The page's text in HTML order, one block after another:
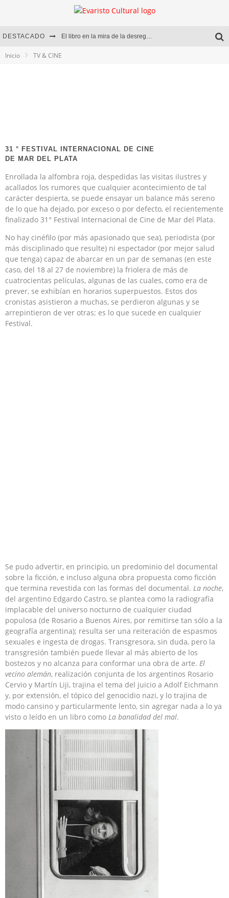
DESTACADO El libro en la mira de la desregulación
Inicio TV & CINE
31 ° FESTIVAL INTERNACIONAL DE CINE
DE MAR DEL PLATA
Enrollada la alfombra roja, despedidas las visitas ilustres y
acallados los rumores que cualquier acontecimiento de tal
carácter despierta, se puede ensayar un balance más sereno
de lo que ha dejado, por exceso o por defecto, el recientemente
finalizado 31° Festival Internacional de Cine de Mar del Plata.
No hay cinéfilo (por más apasionado que sea), periodista (por
más disciplinado que resulte) ni espectador (por mejor salud
que tenga) capaz de abarcar en un par de semanas (en este
caso, del 18 al 27 de noviembre) la friolera de más de
cuatrocientas películas, algunas de las cuales, como era de
prever, se exhibían en horarios superpuestos. Estos dos
cronistas asistieron a muchas, se perdieron algunas y se
arrepintieron de ver otras; es lo que sucede en cualquier
Festival.
Se pudo advertir, en principio, un predominio del documental
sobre la ficción, e incluso alguna obra propuesta como ficción
que termina revestida con las formas del documental. La noche,
del argentino Edgardo Castro, se plantea como la radiografía
implacable del universo nocturno de cualquier ciudad
populosa (de Rosario a Buenos Aires, por remitirse tan sólo a la
geografía argentina); resulta ser una reiteración de espasmos
sexuales e ingesta de drogas. Transgresora, sin duda, pero la
transgresión también puede llevar al más abierto de los
bostezos y no alcanza para conformar una obra de arte. El
vecino alemán, realización conjunta de los argentinos Rosario
Cervio y Martín Liji, trajina el tema del juicio a Adolf Eichmann
y, por extensión, el tópico del genocidio nazi, y lo trajina de
modo cansino y particularmente lento, sin agregar nada a lo ya
visto o leído en un libro como La banalidad del mal.